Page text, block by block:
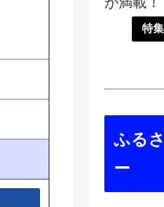
特
ふる
ー